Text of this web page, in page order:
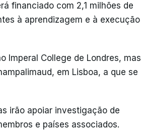
financiado com 2,1 milhões de
à aprendizagem e à execução
Imperal College de Londres, mas
em Lisboa, a que se
irão apoiar investigação de
e países associados.